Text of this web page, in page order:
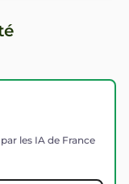
les IA de France